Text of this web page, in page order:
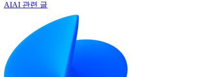
AIAI 관련 글